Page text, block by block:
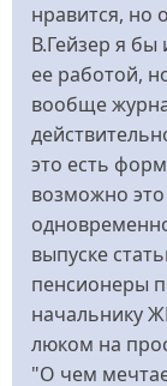
нравится, но
В.Гейзер я бы
ее работой,
вообще
это есть
возможно это
выпуске
пенсионеры
начальнику
люком на
"О чем